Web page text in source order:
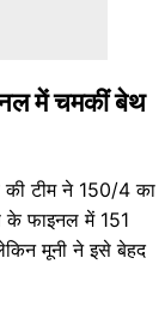
में चमकीं बेथ
की टीम ने 150/4 का
के फाइनल में 151
मूनी ने इसे बेहद